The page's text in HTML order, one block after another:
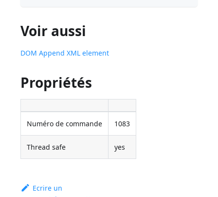
Voir aussi
DOM Append XML element
Propriétés
Numéro de commande 1083
Thread safe yes
Ecrire un